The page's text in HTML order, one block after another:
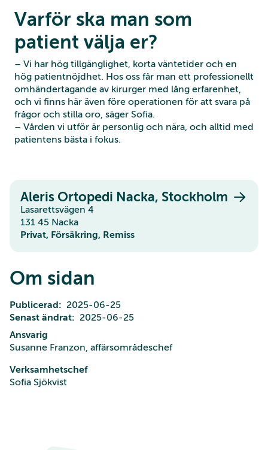
Varför ska man som
patient välja er?
– Vi har hög tillgänglighet, korta väntetider och en
hög patientnöjdhet. Hos oss får man ett professionellt
omhändertagande av kirurger med lång erfarenhet,
och vi finns här även före operationen för att svara på
frågor och stilla oro, säger Sofia.
– Vården vi utför är personlig och nära, och alltid med
patientens bästa i fokus.
Aleris Ortopedi Nacka, Stockholm
Lasarettsvägen 4
131 45 Nacka
Privat, Försäkring, Remiss
Om sidan
Publicerad
2025-06-25
Senast ändrat
2025-06-25
Ansvarig
Susanne Franzon, affärsområdeschef
Verksamhetschef
Sofia Sjökvist